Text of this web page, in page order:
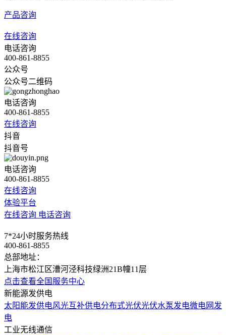
产品咨询
在线咨询
电话咨询
400-861-8855
公众号
公众号二维码
电话咨询
400-861-8855
在线咨询
抖音
抖音号
电话咨询
400-861-8855
在线咨询
体验平台
在线咨询 电话咨询
7*24小时服务热线
400-861-8855
总部地址：
上海市松江区漕河泾科技绿洲21B幢11层
点击查看全国服务中心
新能源发供电
太阳能发供电风光互补供电分布式光伏光伏水泵发电微电网发
电
工业无线通信